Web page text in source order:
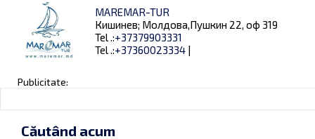
MAREMAR-TUR
Кишинев; Молдова,Пушкин 22, оф 319
Tel .:+37379903331
Tel .:+37360023334 |
Publicitate:
Căutând acum